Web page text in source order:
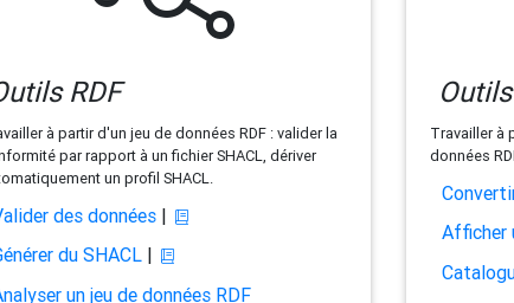
RDF
à partir d'un jeu de données RDF : valider la
par rapport à un fichier SHACL, dériver
un profil SHACL.
des données|
du SHACL|
un jeu de données RDF
Travailler à
données
Afficher